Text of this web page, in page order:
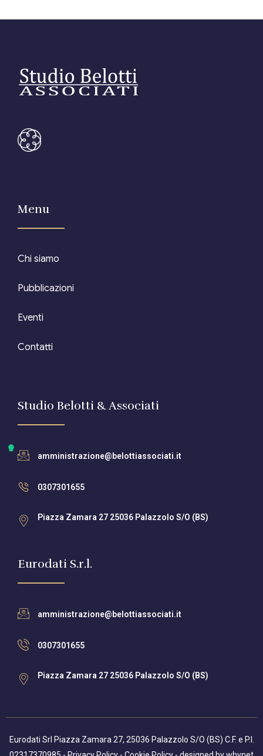
Articoli
Menu
Chi siamo
Pubblicazioni
Eventi
Contatti
Studio Belotti & Associati
amministrazione@belottiassociati.it
0307301655
Piazza Zamara 27 25036 Palazzolo S/O (BS)
Eurodati S.r.l.
amministrazione@belottiassociati.it
0307301655
Piazza Zamara 27 25036 Palazzolo S/O (BS)
Eurodati Srl Piazza Zamara 27, 25036 Palazzolo S/O (BS) C.F. e P.I.